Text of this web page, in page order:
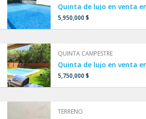
Quinta de lujo en venta
5,950,000 $
QUINTA CAMPESTRE
Quinta de lujo en venta
5,750,000 $
TERRENO